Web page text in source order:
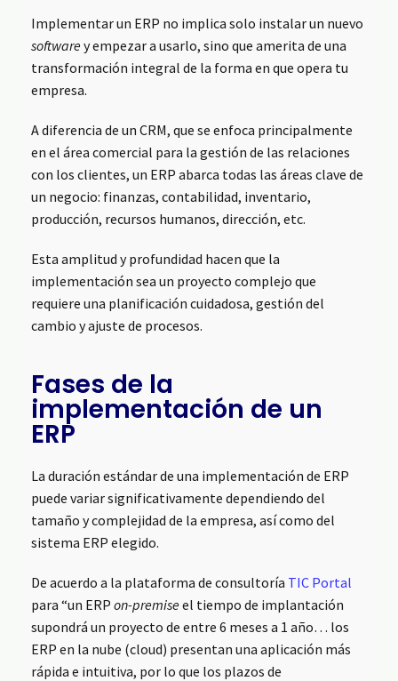
Implementar un ERP no implica solo instalar un nuevo
softwarey empezar a usarlo, sino que amerita de una
transformación integral de la forma en que opera tu
empresa.
A diferencia de un CRM, que se enfoca principalmente
en el área comercial para la gestión de las relaciones
con los clientes, un ERP abarca todas las áreas clave de
un negocio: finanzas, contabilidad, inventario,
producción, recursos humanos, dirección, etc.
Esta amplitud y profundidad hacen que la
implementación sea un proyecto complejo que
requiere una planificación cuidadosa, gestión del
cambio y ajuste de procesos.
Fases de la
implementación de un
ERP
La duración estándar de una implementación de ERP
puede variar significativamente dependiendo del
tamaño y complejidad de la empresa, así como del
sistema ERP elegido.
De acuerdo a la plataforma de consultoría TIC Portal
para “un ERP on-premiseel tiempo de implantación
supondrá un proyecto de entre 6 meses a 1 año… los
ERP en la nube (cloud) presentan una aplicación más
rápida e intuitiva, por lo que los plazos de